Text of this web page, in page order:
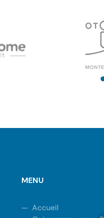
MENU
— Accueil